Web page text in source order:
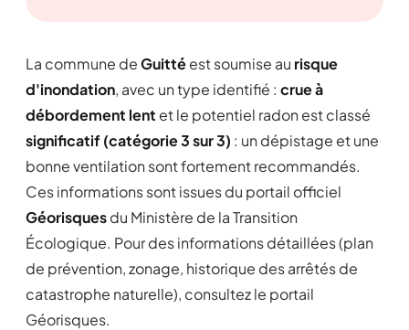
La commune deGuittéest soumise au risque
d'inondation, avec un type identifié : crue à
débordement lent et le potentiel radon est classé
significatif (catégorie 3 sur 3) : un dépistage et une
bonne ventilation sont fortement recommandés.
Ces informations sont issues du portail officiel
Géorisquesdu Ministère de la Transition
Écologique. Pour des informations détaillées (plan
de prévention, zonage, historique des arrêtés de
catastrophe naturelle), consultez le portail
Géorisques.